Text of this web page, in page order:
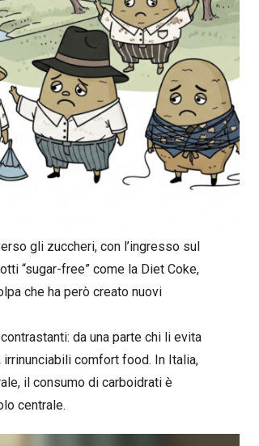
gli zuccheri, con l’ingresso sul
“sugar-free” come la Diet Coke,
che ha però creato nuovi
da una parte chi li evita
comfort food. In Italia,
il consumo di carboidrati è
centrale.